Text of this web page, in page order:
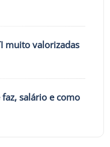
muito valorizadas
faz, salário e como